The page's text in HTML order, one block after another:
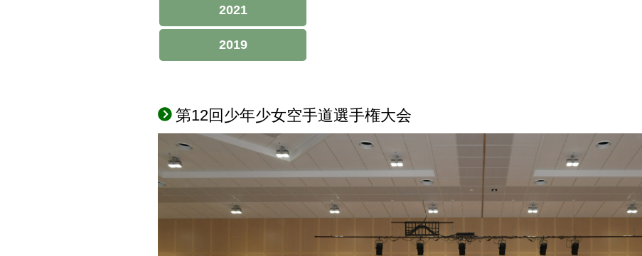
2021
2019
第12回少年少女空手道選手権大会